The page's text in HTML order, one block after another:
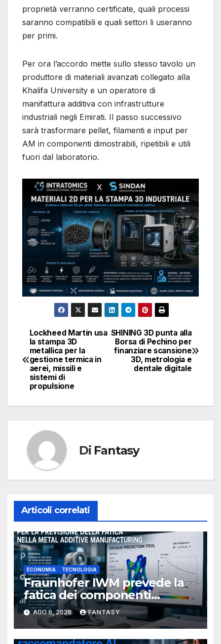
proprietà verranno certificate, quali processi
saranno compatibili e quali settori li useranno
per primi.
Per ora l’accordo mette sullo stesso tavolo un
produttore di materiali avanzati collegato alla
Khalifa University e un operatore di
manifattura additiva con infrastrutture
industriali negli Emirati. Il passo successivo
sarà trasformare pellet, filamenti e input per
AM in componenti dimostrabili, ripetibili e utili
fuori dal laboratorio.
Navigazione
articoli
SHINING 3D punta alla
Borsa di Pechino per
finanziare scansione
3D, metrologia e
dentale digitale
Lockheed Martin usa
la stampa 3D
metallica per la
gestione termica in
aerei, missili e
sistemi di
propulsione
Di Fantasy
Articoli correlati
ECONOMIA TECNOLOGIA
Fraunhofer IWM prevede la
fatica dei componenti
metallici stampati in 3D
AGO 6, 2026 FANTASY